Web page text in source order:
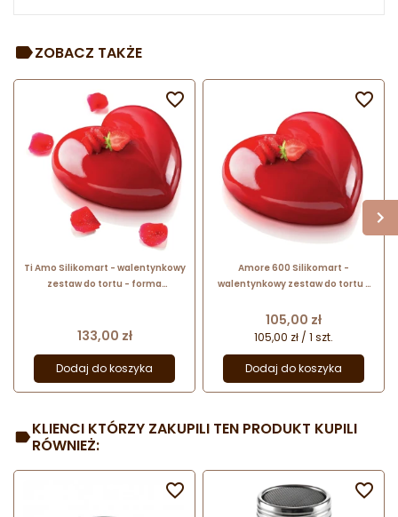
ZOBACZ TAKŻE
Ti Amo Silikomart - walentynkowy
zestaw do tortu - forma
Cena
133,00 zł
Dodaj do koszyka

Amore 600 Silikomart -
walentynkowy zestaw do tortu -
serce - poj. 600 ml
Cena
105,00 zł
105,00 zł / 1 szt.
Dodaj do koszyka

KLIENCI KTÓRZY ZAKUPILI TEN PRODUKT KUPILI
RÓWNIEŻ:
 